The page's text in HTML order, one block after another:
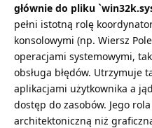
głównie do pliku
pełni istotną rolę
konsolowymi (np. Wiersz
operacjami systemowymi,
obsługa błędów. Utrzymuje
aplikacjami użytkownika a
dostęp do zasobów. Jego
architektoniczną niż